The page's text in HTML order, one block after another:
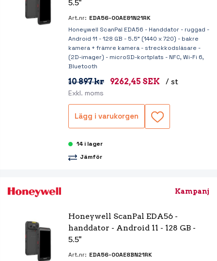
5.5"
Art.nr: EDA56-00AE81N21RK
Honeywell ScanPal EDA56 - Handdator - ruggad -
Android 11 - 128 GB - 5.5" (1440 x 720) - bakre
kamera + främre kamera - streckkodsläsare -
(2D-imager) - microSD-kortplats - NFC, Wi-Fi 6,
Bluetooth
10 897 kr 9262,45 SEK / st
Exkl. moms
Lägg i varukorgen
14 i lager
Jämför
Kampanj
Honeywell ScanPal EDA56 -
handdator - Android 11 - 128 GB -
5.5"
Art.nr: EDA56-00AE8BN21RK